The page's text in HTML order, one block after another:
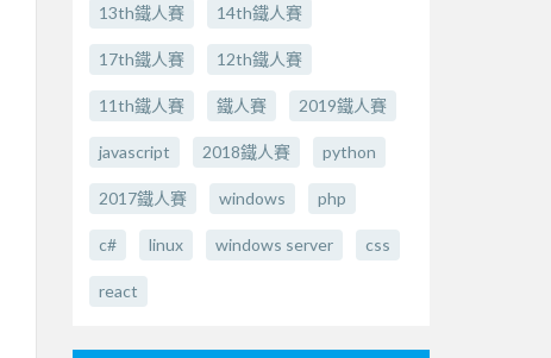
13th鐵人賽 14th鐵人賽
17th鐵人賽 12th鐵人賽
11th鐵人賽 鐵人賽 2019鐵人賽
javascript 2018鐵人賽 python
2017鐵人賽 windows php
c# linux windows server css
react